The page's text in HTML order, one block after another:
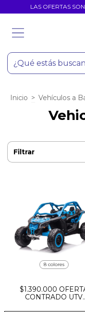
LAS OFERTAS
Inicio > Vehículos a
Filtrar
8 colores
$1.390.000
CONTRADO UTV